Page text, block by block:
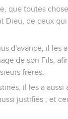
que toutes
Dieu, de ceux
d'avance, il les
de son Fils,
frères.
il les a aussi
justifiés ; et